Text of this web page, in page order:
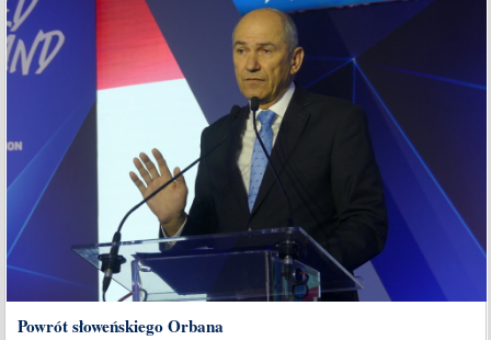
Powrót słoweńskiego Orbana